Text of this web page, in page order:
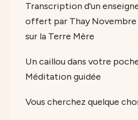
Transcription d'un
offert par Thay Novembre
sur la Terre Mère
Un caillou dans votre
Méditation guidée
Vous cherchez quelque